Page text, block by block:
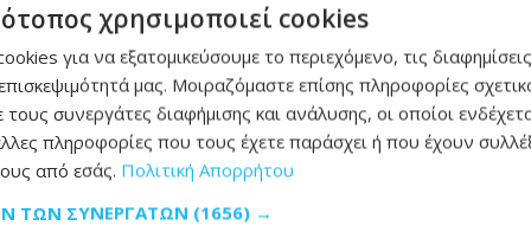
νέα πρακτική καθώς ο αφρικανικός
ως πηγή ελαίου και άλλων
οι χρήσεις του έχουν επεκταθεί
παραγωγής να χρησιμοποιείται για
βιοντίζελ και άλλων χημικών
χρησιμοποιεί cookies
για να εξατομικεύσουμε το περιεχόμενο, τις
μας. Μοιραζόμαστε επίσης πληροφορίες
συνεργάτες διαφήμισης και ανάλυσης, οι οποίοι
πληροφορίες που τους έχετε παράσχει ή που έχουν
από εσάς. Πολιτική Απορρήτου
ΤΩΝ ΣΥΝΕΡΓΑΤΏΝ (1656) →